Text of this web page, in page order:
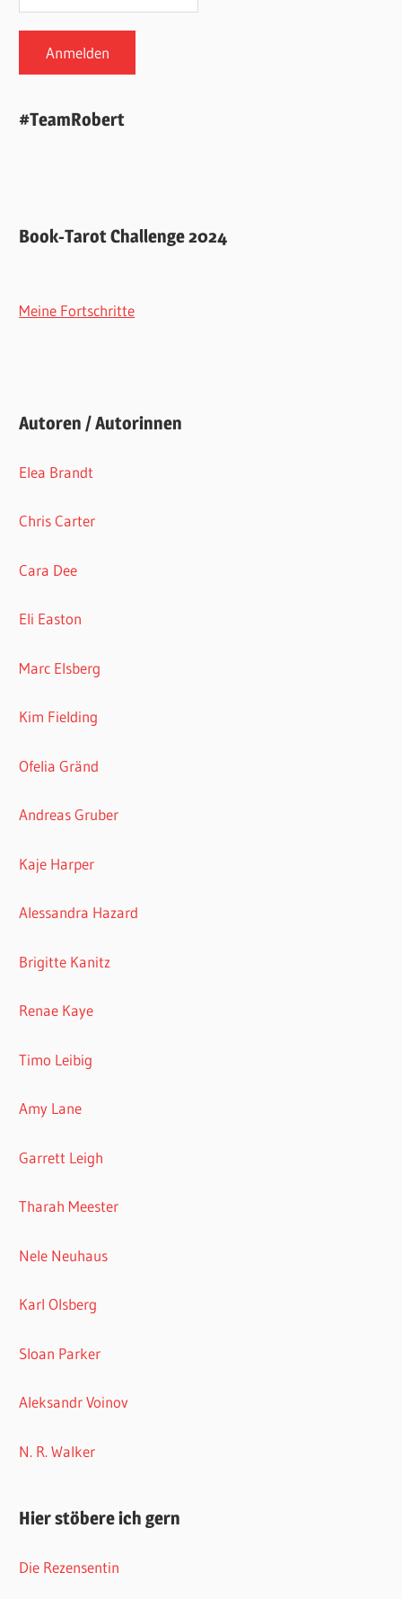
#TeamRobert
Book-Tarot Challenge 2024
Meine Fortschritte
Autoren / Autorinnen
Elea Brandt
Chris Carter
Cara Dee
Eli Easton
Marc Elsberg
Kim Fielding
Ofelia Gränd
Andreas Gruber
Kaje Harper
Alessandra Hazard
Brigitte Kanitz
Renae Kaye
Timo Leibig
Amy Lane
Garrett Leigh
Tharah Meester
Nele Neuhaus
Karl Olsberg
Sloan Parker
Aleksandr Voinov
N. R. Walker
Hier stöbere ich gern
Die Rezensentin